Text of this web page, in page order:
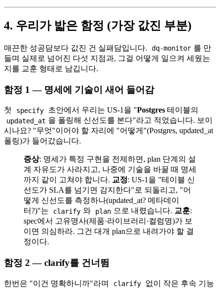
4. 우리가 밟은 함정 (가장 값진 부분)
매끈한 성공담보다 값진 건 실패담입니다. dq-monitor 를 만
들며 실제로 넘어진 다섯 지점과, 그걸 어떻게 일으켜 세웠는
지를 교훈 형태로 남깁니다.
함정 1 — 명세에 기술이 새어 들어감
첫 specify 초안에서 우리는 US-1을 "Postgres 테이블의
updated_at 을 폴링해 신선도를 본다"라고 적었습니다. 보이
시나요? "무엇"이어야 할 자리에 "어떻게"(Postgres, updated_at
폴링)가 들어갔습니다.
증상: 명세가 특정 구현을 전제하면, plan 단계의 설
계 자유도가 사라지고, 나중에 기술을 바꿀 때 명세
까지 같이 고쳐야 합니다. 교정: US-1을 "테이블 신
선도가 SLA를 넘기면 감지한다"로 되돌리고, "어
떻게 신선도를 측정하나(updated_at? 메타데이
터?)"는
clarify 와 plan 으로 내렸습니다. 교훈:
spec에서 고유명사(제품·라이브러리·컬럼명)가 보
이면 의심하라. 그건 대개 plan으로 내려가야 할 결
정이다.
함정 2 — clarify를 건너뜀
한번은 "이건 명확하니까"라며 clarify
없이 작은 후속 기능